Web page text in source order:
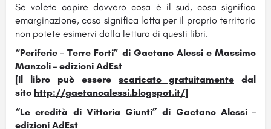
Se volete capire davvero cosa è il sud, cosa significa
emarginazione, cosa significa lotta per il proprio territorio
non potete esimervi dalla lettura di questi libri.
“Periferie – Terre Forti” di Gaetano Alessi e Massimo
Manzoli – edizioni AdEst
[Il libro può essere scaricato gratuitamente dal
sito http://gaetanoalessi.blogspot.it/]
“Le eredità di Vittoria Giunti” di Gaetano Alessi –
edizioni AdEst